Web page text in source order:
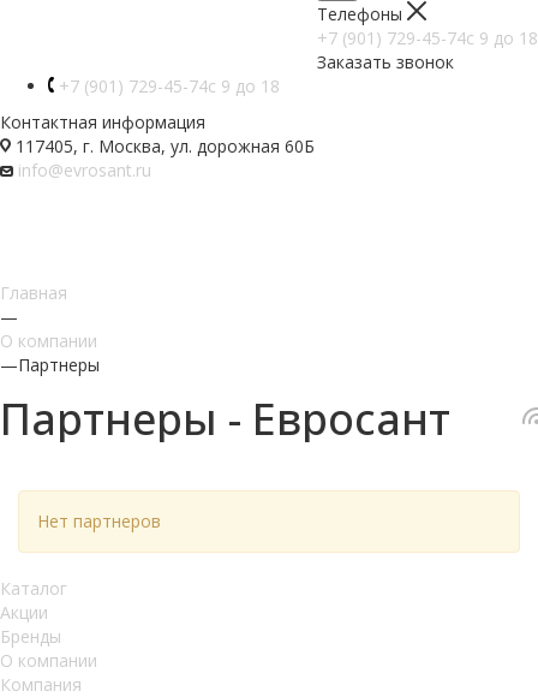
Телефоны
+7 (901) 729-45-74c 9 до 18
Заказать звонок
+7 (901) 729-45-74c 9 до 18
Контактная информация
117405, г. Москва, ул. дорожная 60Б
info@evrosant.ru
Главная
—
О компании
—Партнеры
Партнеры - Евросант
Нет партнеров
Каталог
Акции
Бренды
О компании
Компания